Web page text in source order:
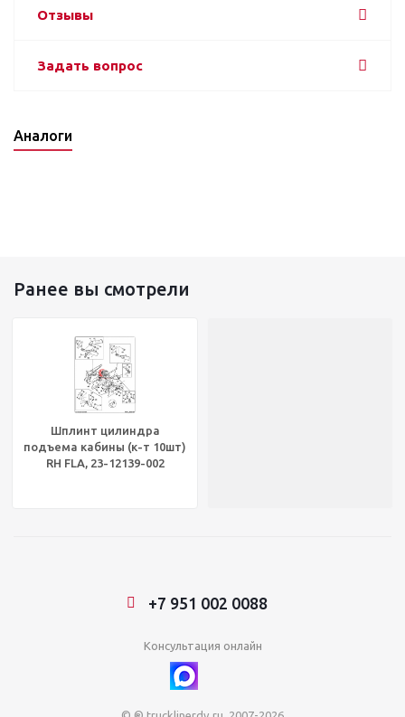
Отзывы
Задать вопрос
Аналоги
Ранее вы смотрели
Шплинт цилиндра
подъема кабины (к-т 10шт)
RH FLA, 23-12139-002
+7 951 002 0088
Консультация онлайн